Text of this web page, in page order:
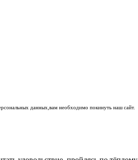
данных,вам необходимо покинуть наш сайт.